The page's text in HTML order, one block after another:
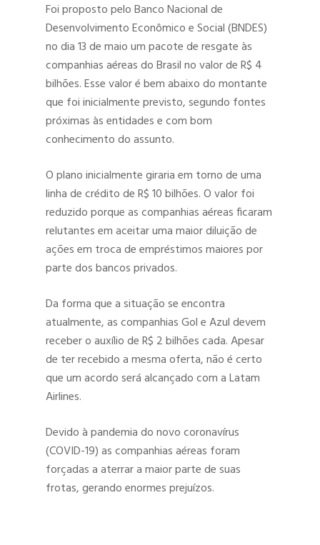
Hit enter to search or ESC to close
Foi proposto pelo Banco Nacional de
Desenvolvimento Econômico e Social (BNDES)
no dia 13 de maio um pacote de resgate às
companhias aéreas do Brasil no valor de R$ 4
bilhões. Esse valor é bem abaixo do montante
que foi inicialmente previsto, segundo fontes
próximas às entidades e com bom
conhecimento do assunto.
O plano inicialmente giraria em torno de uma
linha de crédito de R$ 10 bilhões. O valor foi
reduzido porque as companhias aéreas ficaram
relutantes em aceitar uma maior diluição de
ações em troca de empréstimos maiores por
parte dos bancos privados.
Da forma que a situação se encontra
atualmente, as companhias Gol e Azul devem
receber o auxílio de R$ 2 bilhões cada. Apesar
de ter recebido a mesma oferta, não é certo
que um acordo será alcançado com a Latam
Airlines.
Devido à pandemia do novo coronavírus
(COVID-19) as companhias aéreas foram
forçadas a aterrar a maior parte de suas
frotas, gerando enormes prejuízos.